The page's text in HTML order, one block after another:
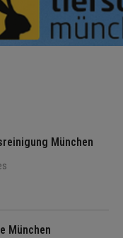
München
München